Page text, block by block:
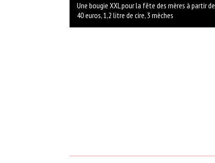
Une bougie XXL pour la fête des mères à partir de
40 euros, 1,2 litre de cire, 3 mèches